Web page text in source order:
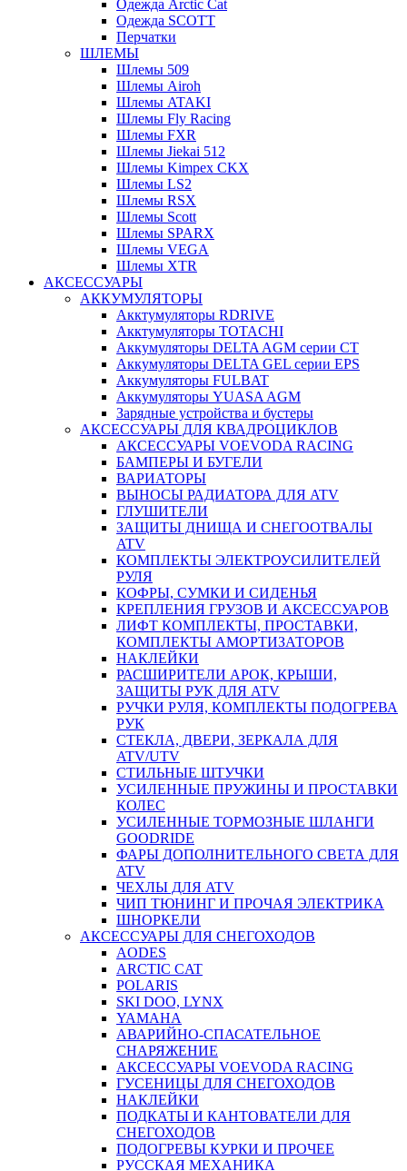
Одежда Arctic Cat
Одежда SCOTT
Перчатки
ШЛЕМЫ
Шлемы 509
Шлемы Airoh
Шлемы ATAKI
Шлемы Fly Racing
Шлемы FXR
Шлемы Jiekai 512
Шлемы Kimpex CKX
Шлемы LS2
Шлемы RSX
Шлемы Scott
Шлемы SPARX
Шлемы VEGA
Шлемы XTR
АКСЕССУАРЫ
АККУМУЛЯТОРЫ
Акктумуляторы RDRIVE
Акктумуляторы TOTACHI
Аккумуляторы DELTA AGM серии CT
Аккумуляторы DELTA GEL серии EPS
Аккумуляторы FULBAT
Аккумуляторы YUASA AGM
Зарядные устройства и бустеры
АКСЕССУАРЫ ДЛЯ КВАДРОЦИКЛОВ
АКСЕССУАРЫ VOEVODA RACING
БАМПЕРЫ И БУГЕЛИ
ВАРИАТОРЫ
ВЫНОСЫ РАДИАТОРА ДЛЯ ATV
ГЛУШИТЕЛИ
ЗАЩИТЫ ДНИЩА И СНЕГООТВАЛЫ
ATV
КОМПЛЕКТЫ ЭЛЕКТРОУСИЛИТЕЛЕЙ
РУЛЯ
КОФРЫ, СУМКИ И СИДЕНЬЯ
КРЕПЛЕНИЯ ГРУЗОВ И АКСЕССУАРОВ
ЛИФТ КОМПЛЕКТЫ, ПРОСТАВКИ,
КОМПЛЕКТЫ АМОРТИЗАТОРОВ
НАКЛЕЙКИ
РАСШИРИТЕЛИ АРОК, КРЫШИ,
ЗАЩИТЫ РУК ДЛЯ ATV
РУЧКИ РУЛЯ, КОМПЛЕКТЫ ПОДОГРЕВА
РУК
СТЕКЛА, ДВЕРИ, ЗЕРКАЛА ДЛЯ
ATV/UTV
СТИЛЬНЫЕ ШТУЧКИ
УСИЛЕННЫЕ ПРУЖИНЫ И ПРОСТАВКИ
КОЛЕС
УСИЛЕННЫЕ ТОРМОЗНЫЕ ШЛАНГИ
GOODRIDE
ФАРЫ ДОПОЛНИТЕЛЬНОГО СВЕТА ДЛЯ
ATV
ЧЕХЛЫ ДЛЯ ATV
ЧИП ТЮНИНГ И ПРОЧАЯ ЭЛЕКТРИКА
ШНОРКЕЛИ
АКСЕССУАРЫ ДЛЯ СНЕГОХОДОВ
AODES
ARCTIC CAT
POLARIS
SKI DOO, LYNX
YAMAHA
АВАРИЙНО-СПАСАТЕЛЬНОЕ
СНАРЯЖЕНИЕ
АКСЕССУАРЫ VOEVODA RACING
ГУСЕНИЦЫ ДЛЯ СНЕГОХОДОВ
НАКЛЕЙКИ
ПОДКАТЫ И КАНТОВАТЕЛИ ДЛЯ
СНЕГОХОДОВ
ПОДОГРЕВЫ КУРКИ И ПРОЧЕЕ
РУССКАЯ МЕХАНИКА